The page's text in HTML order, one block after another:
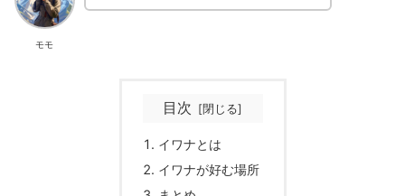
モモ
目次
イワナとは
イワナが好む場所